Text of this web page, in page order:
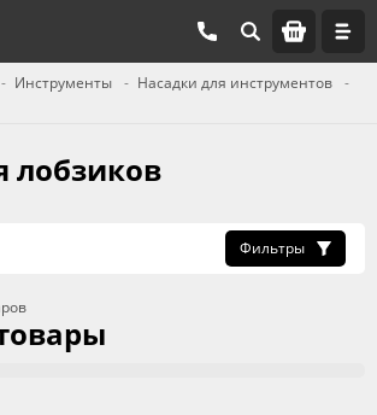
Инструменты
Насадки для инструментов
лобзиков
Фильтры